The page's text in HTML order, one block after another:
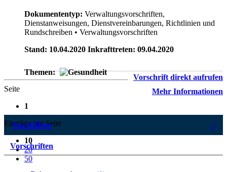
Dokumententyp: Verwaltungsvorschriften,
Dienstanweisungen, Dienstvereinbarungen, Richtlinien und
Rundschreiben • Verwaltungsvorschriften
Stand: 10.04.2020 Inkrafttreten: 09.04.2020
Themen:
Vorschrift direkt aufrufen
Mehr Informationen
Seite
1
Einträge pro Seite
10
20
50
Suchfilter
Vorschriften